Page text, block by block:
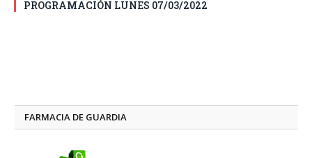
PROGRAMACIÓN LUNES 07/03/2022
FARMACIA DE GUARDIA